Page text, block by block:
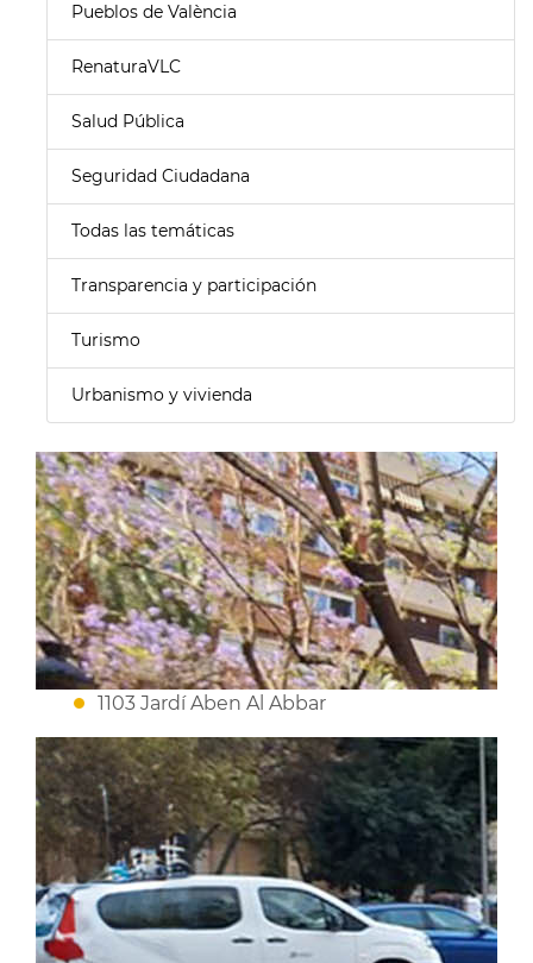
Pueblos de València
RenaturaVLC
Salud Pública
Seguridad Ciudadana
Todas las temáticas
Transparencia y participación
Turismo
Urbanismo y vivienda
1103 Jardí Aben Al Abbar